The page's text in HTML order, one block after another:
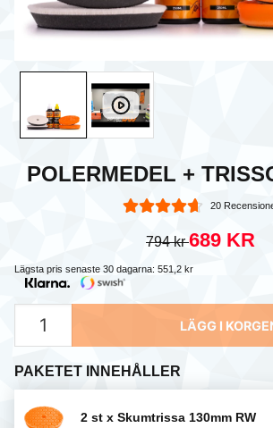
POLERMEDEL +
20
794 kr689 KR
Lägsta pris senaste 30 dagarna: 551,2 kr
LÄGG I
PAKETET INNEHÅLLER
2 st x Skumtrissa 130mm RW